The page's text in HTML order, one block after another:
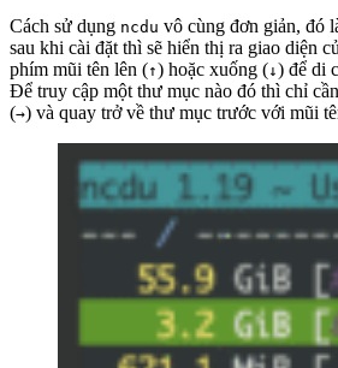
Cách sử dụng ncdu vô cùng đơn giản, đó
sau khi cài đặt thì sẽ hiển thị ra giao diện
phím mũi tên lên (↑) hoặc xuống (↓) để di
Để truy cập một thư mục nào đó thì chỉ
(→) và quay trở về thư mục trước với mũi